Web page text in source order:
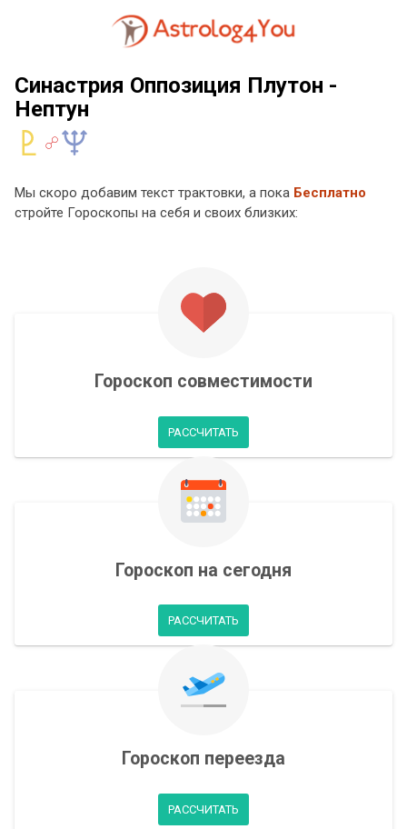
Синастрия Оппозиция Плутон -
Нептун
Мы скоро добавим текст трактовки, а пока Бесплатно
стройте Гороскопы на себя и своих близких:
Гороскоп совместимости
РАССЧИТАТЬ
Гороскоп на сегодня
РАССЧИТАТЬ
Гороскоп переезда
РАССЧИТАТЬ